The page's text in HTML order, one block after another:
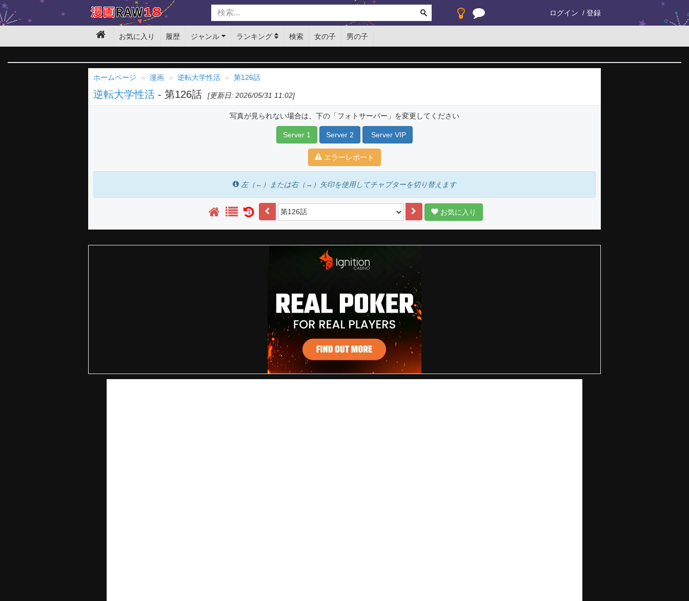
ログイン 登録
お気に入り 履歴 ジャンル ランキング 検索 女の子 男の子
ホームページ 漫画 逆転大学性活 第126話
逆転大学性活 - 第126話 [更新日: 2026/05/31 11:02]
写真が見られない場合は、下の「フォトサーバー」を変更してください
Server 1 Server 2 Server VIP
エラーレポート
左（←）または右（→）矢印を使用してチャプターを切り替えます
1 お気に入り